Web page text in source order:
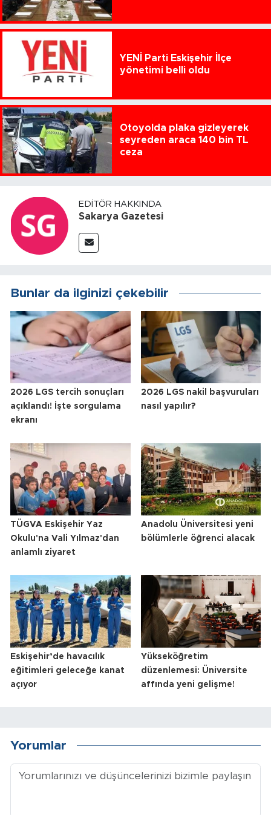
YENİ Parti Eskişehir İlçe
yönetimi belli oldu
Otoyolda plaka gizleyerek
seyreden araca 140 bin TL
ceza
EDITÖR HAKKINDA
Sakarya Gazetesi
Bunlar da ilginizi çekebilir
2026 LGS tercih sonuçları
açıklandı! İşte sorgulama
ekranı
2026 LGS nakil başvuruları
nasıl yapılır?
TÜGVA Eskişehir Yaz
Okulu'na Vali Yılmaz'dan
anlamlı ziyaret
Anadolu Üniversitesi yeni
bölümlerle öğrenci alacak
Eskişehir’de havacılık
eğitimleri geleceğe kanat
açıyor
Yükseköğretim
düzenlemesi: Üniversite
affında yeni gelişme!
Yorumlar